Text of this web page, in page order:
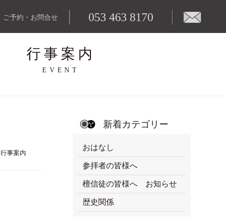
ご予約・お問合せ 053 463 8170
行事案内
EVENT
行事案内
新着カテゴリー
おはなし
参拝者の皆様へ
檀信徒の皆様へ お知らせ
歴史関係